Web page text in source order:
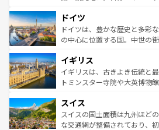
せる。地方によって風土や気
性で訪
ンテンツ一覧を参照してほし
で、幅広い魅力が詰まってい
聖堂、美しいビーチ、そして
から魅了する。また、フラン
いる。シャンパンの発祥地で
香り高いラベンダー畑など、
らに、パリ以外の地域にも魅
れる地方に足を運ぶとそれぞ
きるだろう。 なお、新
を参照してほしい。
ドイツ
ドイツは、豊かな歴史と多彩
の中心に位置する国。中世の
顔を持つこの国は、どこを歩
ルリンの文化的活気、バイエ
してライン川沿いのワイン畑
は、お酒好きな人にはぜひ体験してほし
ドイツ情報はコンテンツ一覧
イギリス
イギリスは、古きよき伝統と
トミンスター寺院や大英博物
リアごとに異なる魅力がある
ティー、ビール好きにはたま
戦など、本場だからこそでき
スイス
スイスの国土面積は九州ほど
な交通網が整備されており、